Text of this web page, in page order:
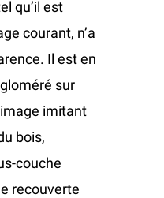
qu’il est
courant, n’a
Il est en
sur
imitant
bois,
couche
recouverte